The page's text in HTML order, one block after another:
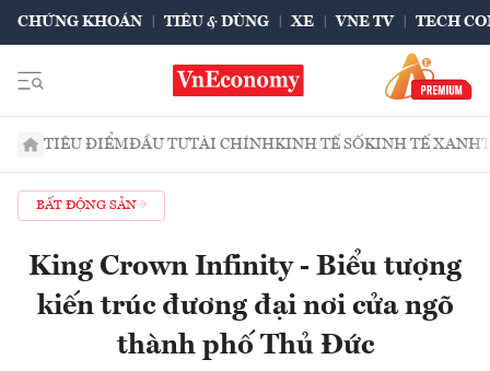
CHỨNG KHOÁN TIÊU & DÙNG XE VNE TV TECH
TIÊU ĐIỂMĐẦU TƯTÀI CHÍNHKINH TẾ SỐKINH TẾ XANH
BẤT ĐỘNG SẢN
King Crown Infinity - Biểu tượng
kiến trúc đương đại nơi cửa ngõ
thành phố Thủ Đức